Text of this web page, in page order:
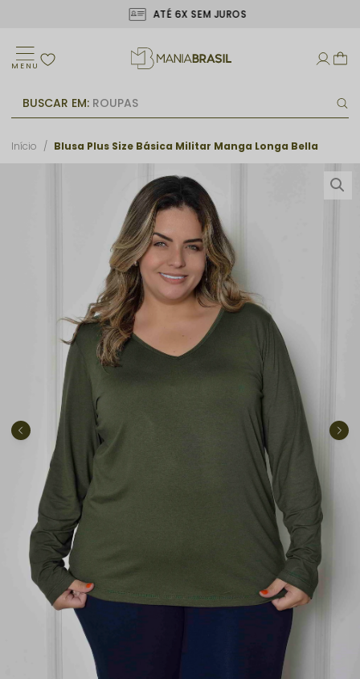
ATÉ 6X SEM JUROS
MENU
BUSCAR EM: ROUPAS
Início Blusa Plus Size Básica Militar Manga Longa Bella